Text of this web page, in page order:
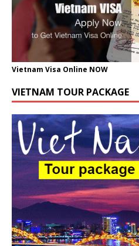
Vietnam Visa Online NOW
VIETNAM TOUR PACKAGE